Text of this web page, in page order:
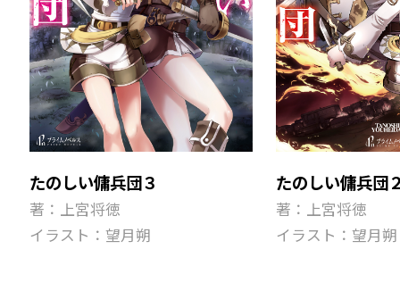
たのしい傭兵団３
著：上宮将徳
イラスト：望月朔
たのしい傭兵団
著：上宮将徳
イラスト：望月朔